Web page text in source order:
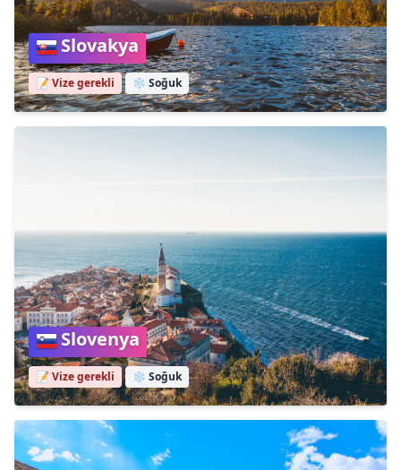
Slovakya
📝 Vize gerekli ❄️ Soğuk
Slovenya
📝 Vize gerekli ❄️ Soğuk